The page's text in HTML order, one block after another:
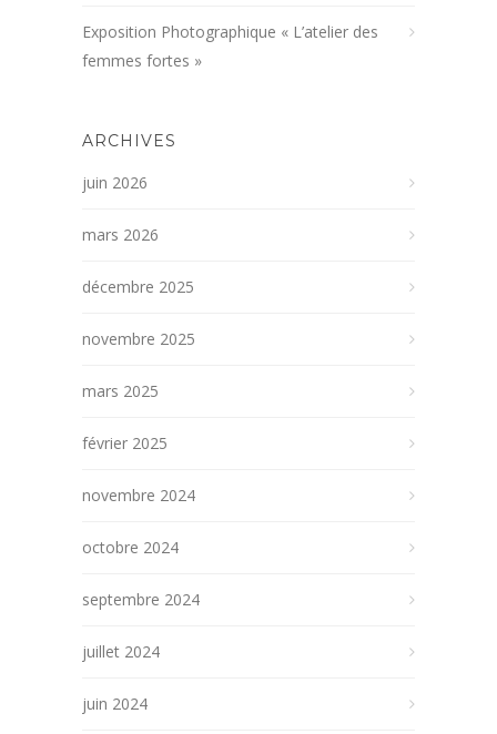
Exposition Photographique « L’atelier des
femmes fortes »
ARCHIVES
juin 2026
mars 2026
décembre 2025
novembre 2025
mars 2025
février 2025
novembre 2024
octobre 2024
septembre 2024
juillet 2024
juin 2024